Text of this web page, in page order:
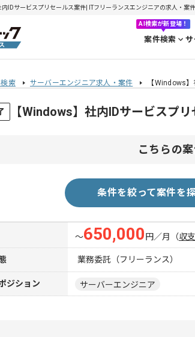
内IDサービスプリセールス案件| ITフリーランスエンジニアの求人・
AI検索が新登場！
案件検索
索 サーバーエンジニア求人・案件 【Windows
【Windows】社内IDサービスプ
こちらの
条件を絞って案件を
〜650,000 円／月 （収
業務委託（フリーランス）
ジション サーバーエンジニア